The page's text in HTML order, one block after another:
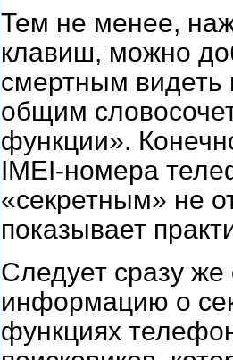
Тем не менее,
клавиш, можно
смертным видеть
общим
функции».
IMEI-номера
«секретным» не
показывает
Следует сразу же
информацию о
функциях